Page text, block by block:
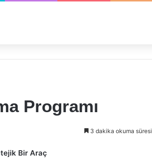
Programı
3 dakika okuma süresi
Bir Araç